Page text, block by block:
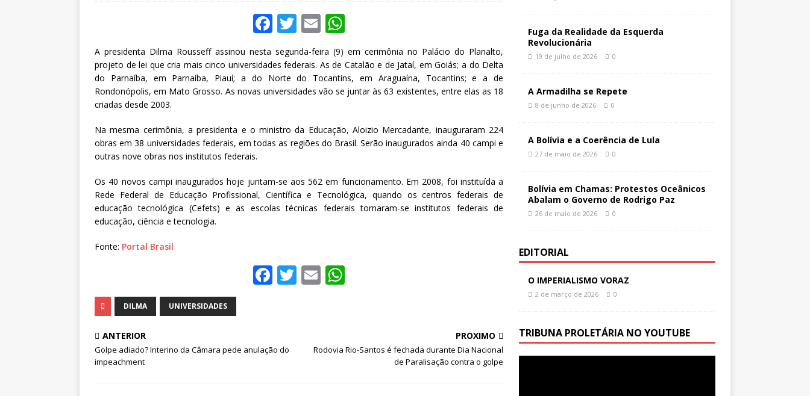
F
c
e
b
o
T
w
it
te
r
E
m
ai
l
at
s
A
p
p
A presidenta Dilma Rousseff assinou nesta segunda-feira (9) em cerimônia no Palácio do Planalto,
projeto de lei que cria mais cinco universidades federais. As de Catalão e de Jataí, em Goiás; a do Delta
do Parnaíba, em Parnaíba, Piauí; a do Norte do Tocantins, em Araguaína, Tocantins; e a de
Rondonópolis, em Mato Grosso. As novas universidades vão se juntar às 63 existentes, entre elas as 18
criadas desde 2003.
Na mesma cerimônia, a presidenta e o ministro da Educação, Aloizio Mercadante, inauguraram 224
obras em 38 universidades federais, em todas as regiões do Brasil. Serão inaugurados ainda 40 campi e
outras nove obras nos institutos federais.
Os 40 novos campi inaugurados hoje juntam-se aos 562 em funcionamento. Em 2008, foi instituída a
Rede Federal de Educação Profissional, Científica e Tecnológica, quando os centros federais de
educação tecnológica (Cefets) e as escolas técnicas federais tornaram-se institutos federais de
educação, ciência e tecnologia.
Fonte: Portal Brasil
F
b
T E
A
DILMA UNIVERSIDADES
ANTERIOR
Golpe adiado? Interino da Câmara pede anulação do
impeachment
PRÓXIMO
Rodovia Rio-Santos é fechada durante Dia Nacional
de Paralisação contra o golpe
Fuga da Realidade da Esquerda
Revolucionária
19 de julho de 2026 0
A Armadilha se Repete
8 de junho de 2026 0
A Bolívia e a Coerência de Lula
27 de maio de 2026 0
Bolívia em Chamas: Protestos Oceânicos
Abalam o Governo de Rodrigo Paz
26 de maio de 2026 0
EDITORIAL
O IMPERIALISMO VORAZ
2 de março de 2026 0
TRIBUNA PROLETÁRIA NO YOUTUBE